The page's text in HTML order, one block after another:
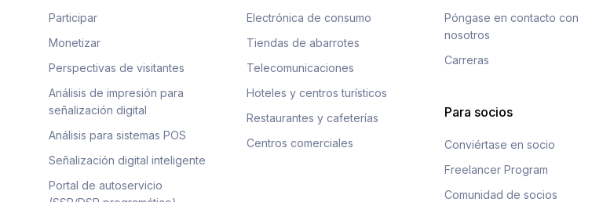
Participar
Monetizar
Perspectivas de visitantes
Análisis de impresión para
señalización digital
Análisis para sistemas POS
Señalización digital inteligente
Portal de autoservicio
Electrónica de consumo
Tiendas de abarrotes
Telecomunicaciones
Hoteles y centros turísticos
Restaurantes y cafeterías
Centros comerciales
Póngase en contacto con
nosotros
Carreras
Para socios
Conviértase en socio
Freelancer Program
Comunidad de socios